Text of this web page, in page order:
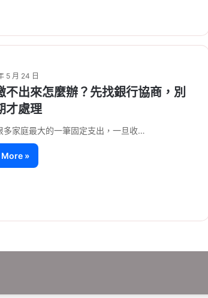
5 月 24 日
不出來怎麼辦？先找銀行協商，別
才處理
多家庭最大的一筆固定支出，一旦收…
More »